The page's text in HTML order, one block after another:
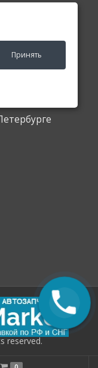
Принять
Гарантия
Соглашение
reserved.